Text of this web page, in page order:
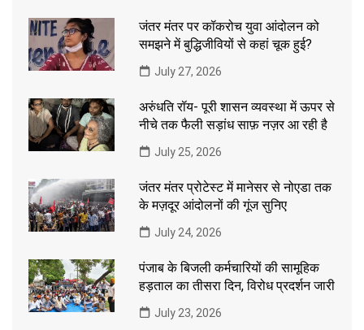
जंतर मंतर पर कॉकरोच युवा आंदोलन को
समझने में बुद्धिजीवियों से कहां चूक हुई?
July 27, 2026
अरुंधति रॉय- पूरी शासन व्यवस्था में ऊपर से
नीचे तक फैली सड़ांध साफ़ नज़र आ रही है
July 25, 2026
जंतर मंतर प्रोटेस्ट में मानेसर से नोएडा तक
के मज़दूर आंदोलनों की गूंज सुनिए
July 24, 2026
पंजाब के बिजली कर्मचारियों की सामूहिक
हड़ताल का तीसरा दिन, विरोध प्रदर्शन जारी
July 23, 2026